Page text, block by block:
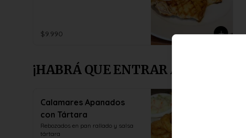
$9.990
¡HABRÁ QUE ENTRAR A PICAR POH!
Calamares Apanados
con Tártara
Rebozados en pan rallado y salsa
tártara